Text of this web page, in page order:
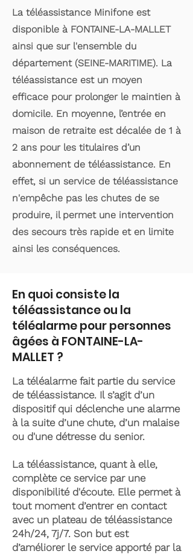
La téléassistance Minifone est
disponible à FONTAINE-LA-MALLET
ainsi que sur l'ensemble du
département (SEINE-MARITIME). La
téléassistance est un moyen
efficace pour prolonger le maintien à
domicile. En moyenne, l’entrée en
maison de retraite est décalée de 1 à
2 ans pour les titulaires d’un
abonnement de téléassistance. En
effet, si un service de téléassistance
n'empêche pas les chutes de se
produire, il permet une intervention
des secours très rapide et en limite
ainsi les conséquences.
En quoi consiste la
téléassistance ou la
téléalarme pour personnes
âgées à FONTAINE-LA-
MALLET ?
La téléalarme fait partie du service
de téléassistance. Il s’agit d’un
dispositif qui déclenche une alarme
à la suite d’une chute, d’un malaise
ou d'une détresse du senior.
La téléassistance, quant à elle,
complète ce service par une
disponibilité d'écoute. Elle permet à
tout moment d’entrer en contact
avec un plateau de téléassistance
24h/24, 7j/7. Son but est
d’améliorer le service apporté par la